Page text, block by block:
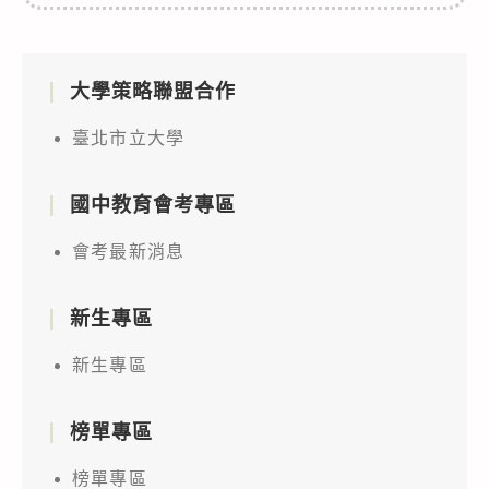
大學策略聯盟合作
臺北市立大學
國中教育會考專區
會考最新消息
新生專區
新生專區
榜單專區
榜單專區